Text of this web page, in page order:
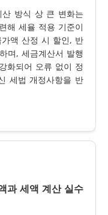
산 방식 상 큰 변화는
해 세율 적용 기준이
액 산정 시 할인, 반
며, 세금계산서 발행
화되어 오류 없이 정
세법 개정사항을 반
과 세액 계산 실수